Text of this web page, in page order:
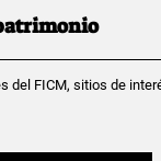
del FICM, sitios de